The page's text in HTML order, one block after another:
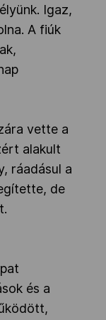
Igaz,
A fiúk
vette a
alakult
ráadásul a
de
és a